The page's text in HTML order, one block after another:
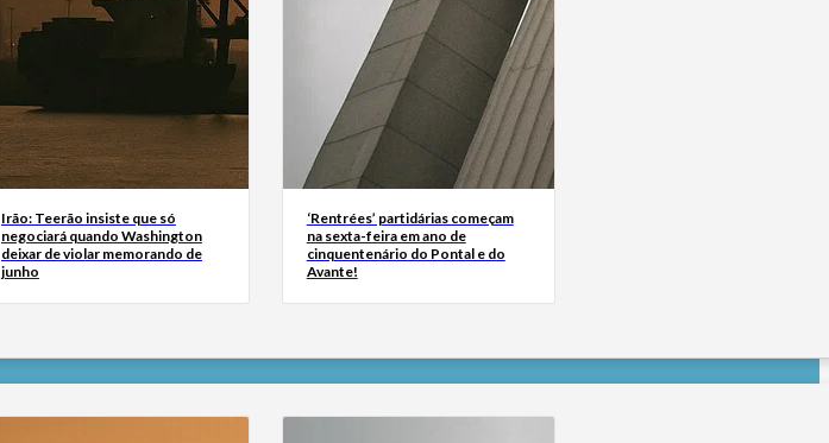
Irão: Teerão insiste que só
negociará quando Washington
deixar de violar memorando de
junho
‘Rentrées’ partidárias começam
na sexta-feira em ano de
cinquentenário do Pontal e do
Avante!